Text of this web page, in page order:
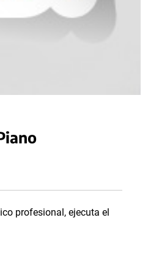
profesional, ejecuta el